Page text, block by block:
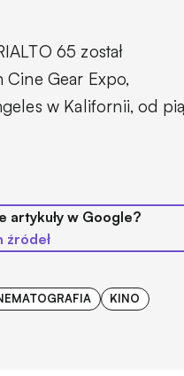
65 został
Gear Expo,
w Kalifornii, od
artykuły w Google?
źródeł
KINO